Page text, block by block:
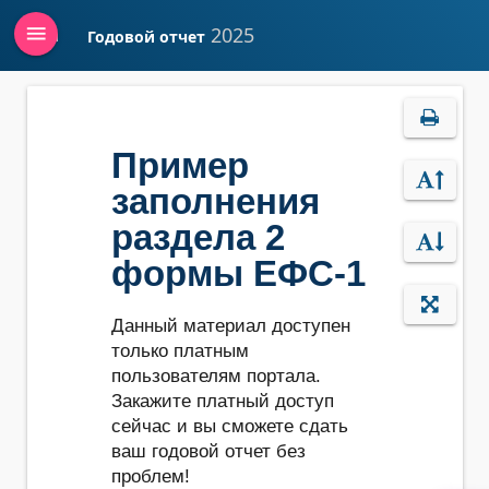
Войти Годовой отчет 2025
menu
Пример
заполнения
раздела 2
формы ЕФС-1
Данный материал доступен
только платным
пользователям портала.
Закажите платный доступ
сейчас и вы сможете сдать
ваш годовой отчет без
проблем!